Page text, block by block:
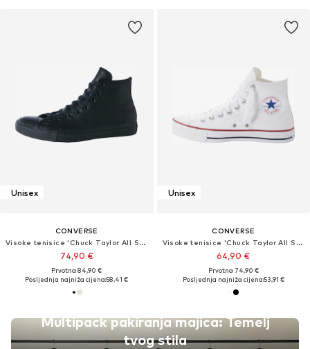
Unisex
CONVERSE
Visoke tenisice 'Chuck Taylor All Star Leather'
74,90 €
Prvotno: 84,90 €
Posljednja najniža cijena:58,41 €
Unisex
CONVERSE
Visoke tenisice 'Chuck Taylor All Star'
64,90 €
Prvotno: 74,90 €
Posljednja najniža cijena:53,91 €
Multipack pakiranja majica: Temelj
tvog stila